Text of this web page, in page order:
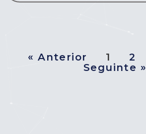
« Anterior 1 2
Seguinte »